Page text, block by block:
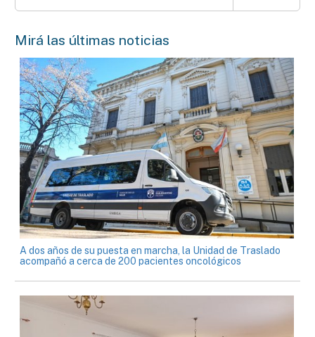
Mirá las últimas noticias
A dos años de su puesta en marcha, la Unidad de Traslado
acompañó a cerca de 200 pacientes oncológicos